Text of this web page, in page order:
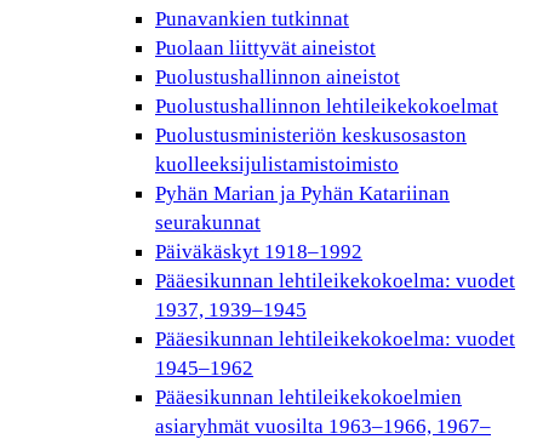
Punavankien tutkinnat
Puolaan liittyvät aineistot
Puolustushallinnon aineistot
Puolustushallinnon lehtileikekokoelmat
Puolustusministeriön keskusosaston
kuolleeksijulistamistoimisto
Pyhän Marian ja Pyhän Katariinan
seurakunnat
Päiväkäskyt 1918–1992
Pääesikunnan lehtileikekokoelma: vuodet
1937, 1939–1945
Pääesikunnan lehtileikekokoelma: vuodet
1945–1962
Pääesikunnan lehtileikekokoelmien
asiaryhmät vuosilta 1963–1966, 1967–